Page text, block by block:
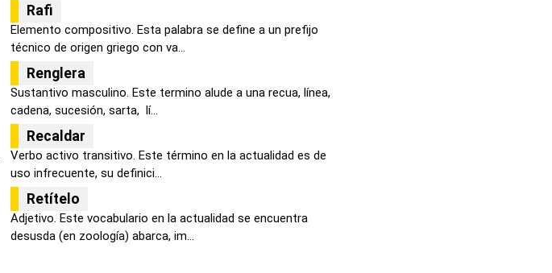
Rafi
Elemento compositivo. Esta palabra se define a un prefijo
técnico de origen griego con va...
Renglera
Sustantivo masculino. Este termino alude a una recua, línea,
cadena, sucesión, sarta, lí...
Recaldar
Verbo activo transitivo. Este término en la actualidad es de
uso infrecuente, su definici...
Retítelo
Adjetivo. Este vocabulario en la actualidad se encuentra
desusda (en zoología) abarca, im...